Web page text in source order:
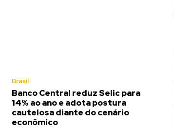
Brasil
Banco Central reduz Selic para
14% ao ano e adota postura
cautelosa diante do cenário
econômico